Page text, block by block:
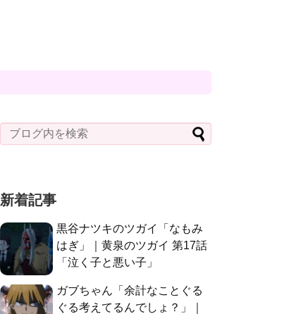
新着記事
黒谷ナツキのツガイ「なもみ
はぎ」｜黄泉のツガイ 第17話
「泣く子と悪い子」
ガブちゃん「余計なことぐる
ぐる考えてるんでしょ？」｜